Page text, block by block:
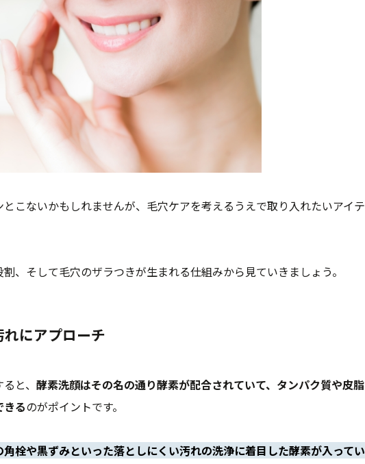
こないかもしれませんが、毛穴ケアを考えるうえで取り入れたいアイテ
、そして毛穴のザラつきが生まれる仕組みから見ていきましょう。
にアプローチ
と、 酵素洗顔はその名の通り酵素が配合されていて、タンパク質や皮脂
るのがポイントです。
栓や黒ずみといった落としにくい汚れの洗浄に着目した酵素が入ってい